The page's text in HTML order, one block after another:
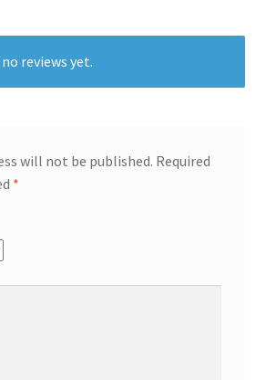
reviews yet.
will not be published. Required
*